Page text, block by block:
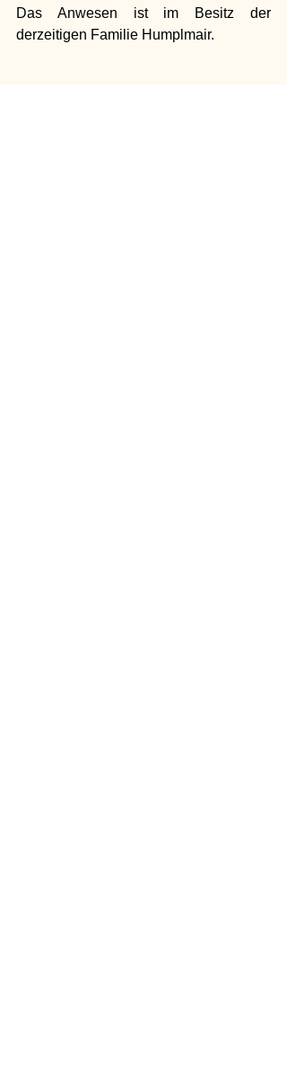
Das Anwesen ist im Besitz der
derzeitigen Familie Humplmair.